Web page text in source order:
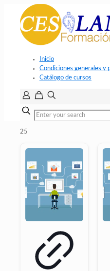
Inicio
Condiciones generales y
Catálogo de cursos
25